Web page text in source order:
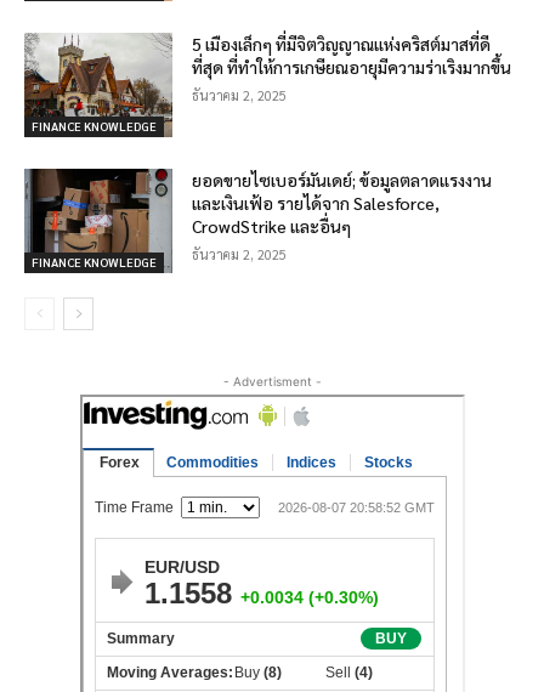
FINANCE KNOWLEDGE
5 เมืองเล็กๆ ที่มีจิตวิญญาณแห่งคริสต์มาสที่ดี
ที่สุด ที่ทำให้การเกษียณอายุมีความร่าเริงมากขึ้น
ธันวาคม 2, 2025
FINANCE KNOWLEDGE
ยอดขายไซเบอร์มันเดย์; ข้อมูลตลาดแรงงาน
และเงินเฟ้อ รายได้จาก Salesforce,
CrowdStrike และอื่นๆ
ธันวาคม 2, 2025
- Advertisment -